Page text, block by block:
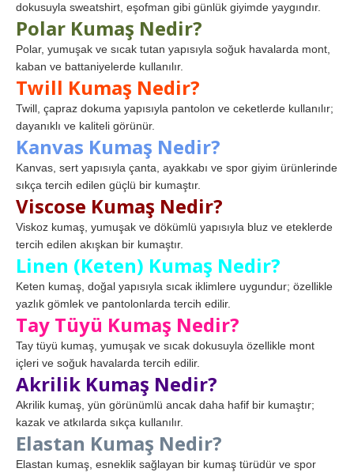
dokusuyla sweatshirt, eşofman gibi günlük giyimde yaygındır.
Polar Kumaş Nedir?
Polar, yumuşak ve sıcak tutan yapısıyla soğuk havalarda mont,
kaban ve battaniyelerde kullanılır.
Twill Kumaş Nedir?
Twill, çapraz dokuma yapısıyla pantolon ve ceketlerde kullanılır;
dayanıklı ve kaliteli görünür.
Kanvas Kumaş Nedir?
Kanvas, sert yapısıyla çanta, ayakkabı ve spor giyim ürünlerinde
sıkça tercih edilen güçlü bir kumaştır.
Viscose Kumaş Nedir?
Viskoz kumaş, yumuşak ve dökümlü yapısıyla bluz ve eteklerde
tercih edilen akışkan bir kumaştır.
Linen (Keten) Kumaş Nedir?
Keten kumaş, doğal yapısıyla sıcak iklimlere uygundur; özellikle
yazlık gömlek ve pantolonlarda tercih edilir.
Tay Tüyü Kumaş Nedir?
Tay tüyü kumaş, yumuşak ve sıcak dokusuyla özellikle mont
içleri ve soğuk havalarda tercih edilir.
Akrilik Kumaş Nedir?
Akrilik kumaş, yün görünümlü ancak daha hafif bir kumaştır;
kazak ve atkılarda sıkça kullanılır.
Elastan Kumaş Nedir?
Elastan kumaş, esneklik sağlayan bir kumaş türüdür ve spor